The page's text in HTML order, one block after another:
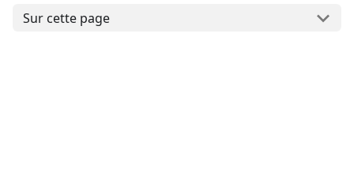
Sur cette page